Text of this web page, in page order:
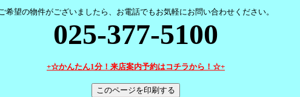
希望の物件がございましたら、お電話でもお気軽にお問い合わせください。
025-377-5100
+☆かんたん1分！来店案内予約はコチラから！☆+